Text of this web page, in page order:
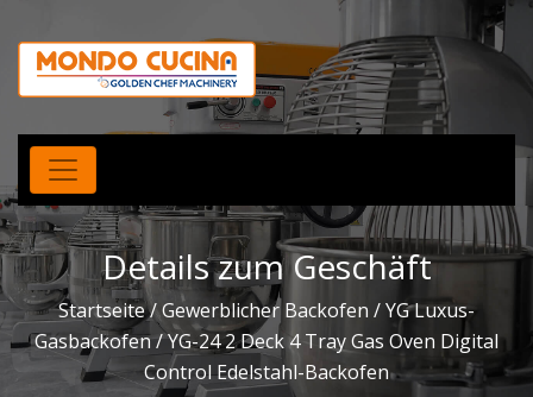
Details zum Geschäft
Startseite/Gewerblicher Backofen /YG Luxus-
Gasbackofen/ YG-24 2 Deck 4 Tray Gas Oven Digital
Control Edelstahl-Backofen